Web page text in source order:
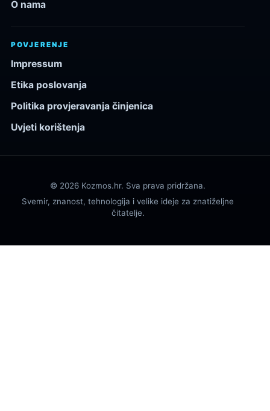
O nama
POVJERENJE
Impressum
Etika poslovanja
Politika provjeravanja činjenica
Uvjeti korištenja
© 2026 Kozmos.hr. Sva prava pridržana.
Svemir, znanost, tehnologija i velike ideje za znatiželjne
čitatelje.